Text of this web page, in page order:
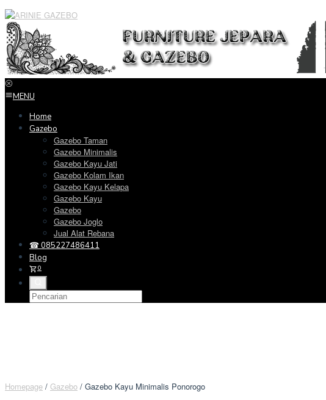
Loncat
ke
konten
MENU
Home
Gazebo
Gazebo Taman
Gazebo Minimalis
Gazebo Kayu Jati
Gazebo Kolam Ikan
Gazebo Kayu Kelapa
Gazebo Kayu
Gazebo
Gazebo Joglo
Jual Alat Rebana
☎ 085227486411
Blog
0
Homepage / Gazebo / Gazebo Kayu Minimalis Ponorogo